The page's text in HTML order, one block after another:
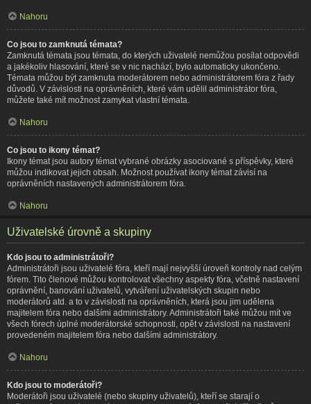
Nahoru
Co jsou to zamknutá témata?
Zamknutá témata jsou témata, do kterých uživatelé nemůžou posílat odpovědi
a jakékoliv hlasování, které se v nic nachází, bylo automaticky ukončeno.
Témata můžou být zamknuta moderátorem nebo administrátorem fóra z řady
důvodů. V závislosti na oprávněních, které vám udělil administrátor fóra,
můžete také mít možnost zamykat vlastní témata.
Nahoru
Co jsou to ikony témat?
Ikony témat jsou autory témat vybrané obrázky asociované s příspěvky, které
můžou indikovat jejich obsah. Možnost používat ikony témat závisí na
oprávněních nastavených administrátorem fóra.
Nahoru
Uživatelské úrovně a skupiny
Kdo jsou to administrátoři?
Administrátoři jsou uživatelé fóra, kteří mají nejvyšší úroveň kontroly nad celým
fórem. Tito členové můžou kontrolovat všechny aspekty fóra, včetně nastavení
oprávnění, banování uživatelů, vytváření uživatelských skupin nebo
moderátorů atd. a to v závislosti na oprávněních, která jsou jim udělena
majitelem fóra nebo dalšími administrátory. Administrátoři také můžou mít ve
všech fórech úplné moderátorské schopnosti, opět v závislosti na nastavení
provedeném majitelem fóra nebo dalšími administrátory.
Nahoru
Kdo jsou to moderátoři?
Moderátoři jsou uživatelé (nebo skupiny uživatelů), kteří se starají o